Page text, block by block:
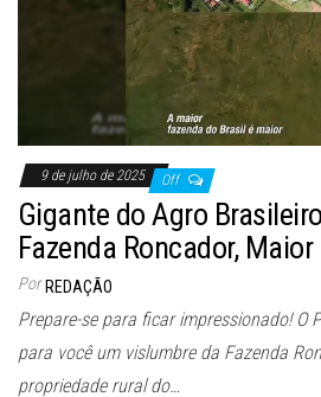
9 de julho de 2025 Off
Gigante do Agro
Fazenda Roncador,
Por REDAÇÃO
Prepare-se para ficar impressionado! O
para você um vislumbre da Fazenda
propriedade rural do…